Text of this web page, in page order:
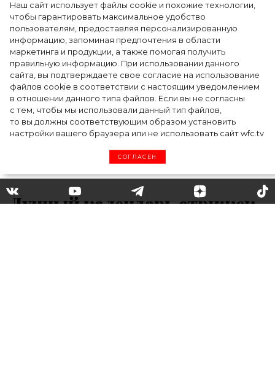
Наш сайт использует файлы cookie и похожие технологии,
чтобы гарантировать максимальное удобство
пользователям, предоставляя персонализированную
информацию, запоминая предпочтения в области
маркетинга и продукции, а также помогая получить
правильную информацию. При использовании данного
сайта, вы подтверждаете свое согласие на использование
файлов cookie в соответствии с настоящим уведомлением
в отношении данного типа файлов. Если вы не согласны
с тем, чтобы мы использовали данный тип файлов,
то вы должны соответствующим образом установить
настройки вашего браузера или не использовать сайт wfc.tv
СОГЛАСЕН
Ким Кардашьян перезапустила свой
косметический бренд, представив трио
продуктов
Лунный календарь стрижек